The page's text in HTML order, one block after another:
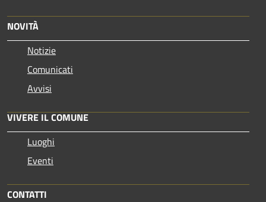
NOVITÀ
Notizie
Comunicati
Avvisi
VIVERE IL COMUNE
Luoghi
Eventi
CONTATTI